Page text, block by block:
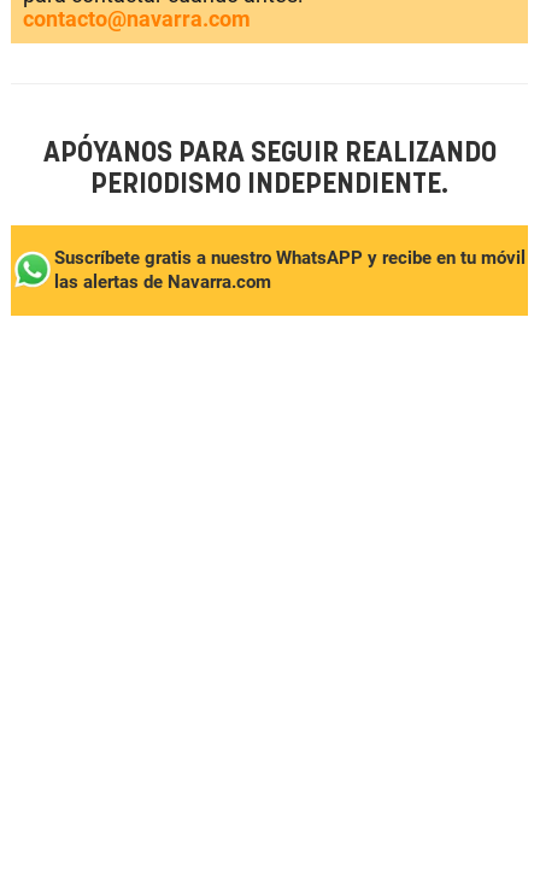
contacto@navarra.com
APÓYANOS PARA SEGUIR REALIZANDO
PERIODISMO INDEPENDIENTE.
Suscríbete gratis a nuestro WhatsAPP y recibe en tu móvil
las alertas de Navarra.com